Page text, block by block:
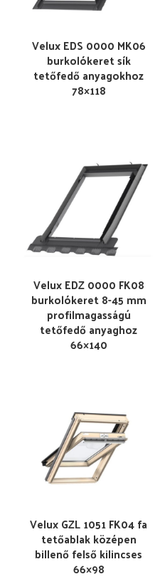
Velux EDS 0000 MK06
burkolókeret sík
tetőfedő anyagokhoz
78×118
Velux EDZ 0000 FK08
burkolókeret 8-45 mm
profilmagasságú
tetőfedő anyaghoz
66×140
Velux GZL 1051 FK04 fa
tetőablak középen
billenő felső kilincses
66×98